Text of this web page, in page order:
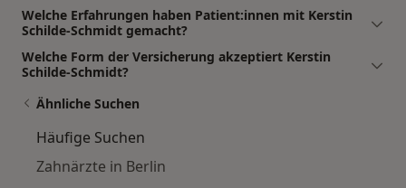
Welche Erfahrungen haben Patient:innen mit Kerstin
Schilde-Schmidt gemacht?
Welche Form der Versicherung akzeptiert Kerstin
Schilde-Schmidt?
Ähnliche Suchen
Häufige Suchen
Zahnärzte in Berlin